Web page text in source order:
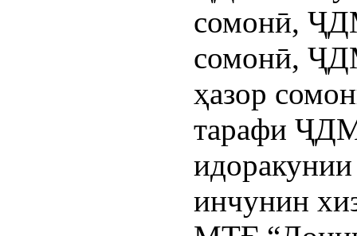
сомонӣ,
сомонӣ,
ҳазор
тарафи
инчунин